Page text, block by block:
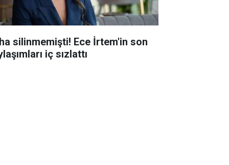
silinmemişti! Ece İrtem'in son
iç sızlattı